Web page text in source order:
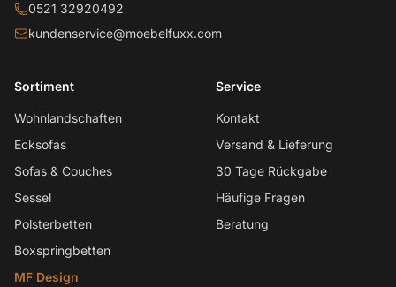
0521 32920492
kundenservice@moebelfuxx.com
Sortiment
Wohnlandschaften
Ecksofas
Sofas & Couches
Sessel
Polsterbetten
Boxspringbetten
MF Design
Service
Kontakt
Versand & Lieferung
30 Tage Rückgabe
Häufige Fragen
Beratung